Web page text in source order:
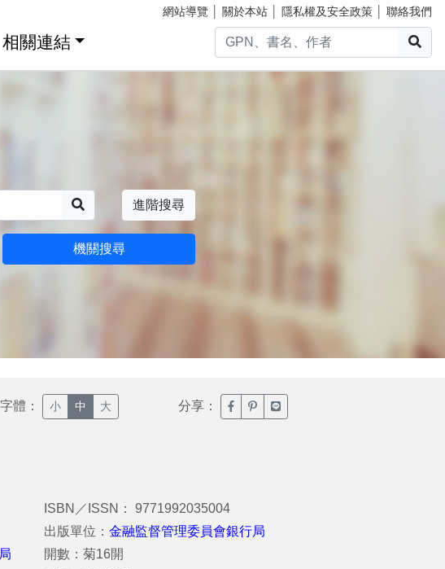
網站導覽 關於本站 隱私權及安全政策 聯絡我們
相關連結
進階搜尋
機關搜尋
字體： 小 中 大 分享： 臉書分享(另開新視窗)
噗浪分享(另開新視窗)
Line分享(另開新視窗)
ISBN／ISSN： 9771992035004
出版單位：金融監督管理委員會銀行局
開數：菊16開